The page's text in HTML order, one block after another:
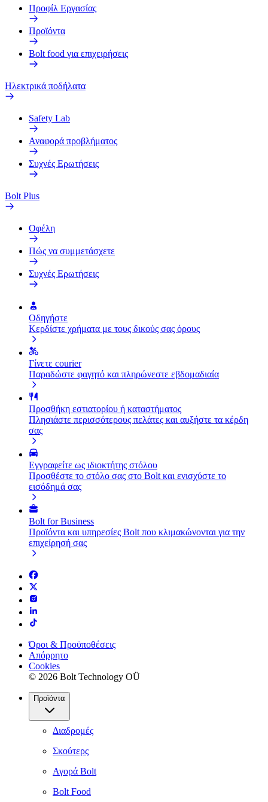
Προφίλ Εργασίας
Προϊόντα
Bolt food για επιχειρήσεις
Ηλεκτρικά ποδήλατα
Safety Lab
Αναφορά προβλήματος
Συχνές Ερωτήσεις
Bolt Plus
Οφέλη
Πώς να συμμετάσχετε
Συχνές Ερωτήσεις
Οδηγήστε
Κερδίστε χρήματα με τους δικούς σας όρους
Γίνετε courier
Παραδώστε φαγητό και πληρώνεστε εβδομαδιαία
Προσθήκη εστιατορίου ή καταστήματος
Πλησιάστε περισσότερους πελάτες και αυξήστε τα κέρδη
σας
Εγγραφείτε ως ιδιοκτήτης στόλου
Προσθέστε το στόλο σας στο Bolt και ενισχύστε το
εισόδημά σας
Bolt for Business
Προϊόντα και υπηρεσίες Bolt που κλιμακώνονται για την
επιχείρησή σας
Όροι & Προϋποθέσεις
Απόρρητο
Cookies
© 2026 Bolt Technology OÜ
Προϊόντα
Διαδρομές
Σκούτερς
Αγορά Bolt
Bolt Food